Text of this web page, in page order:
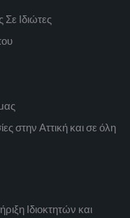
Ιδιώτες
στην Αττική και σε όλη
Ιδιοκτητών και